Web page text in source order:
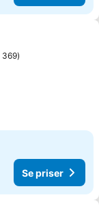
369
Se priser